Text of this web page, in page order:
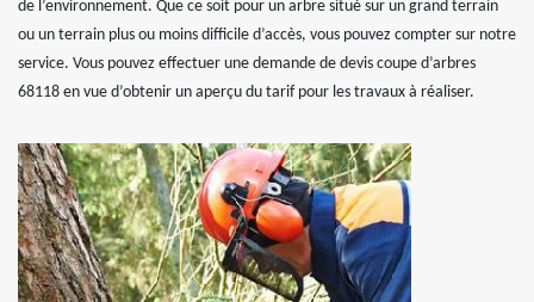
de l’environnement. Que ce soit pour un arbre situé sur un grand terrain
ou un terrain plus ou moins difficile d’accès, vous pouvez compter sur notre
service. Vous pouvez effectuer une demande de devis coupe d’arbres
68118 en vue d’obtenir un aperçu du tarif pour les travaux à réaliser.